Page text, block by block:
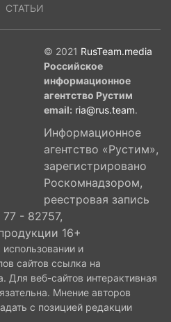
СТАТЬИ
© 2021 RusTeam.media
Российское
информационное
агентство Рустим
email: ria@rus.team.
Информационное
агентство «Рустим»,
зарегистрировано
Роскомнадзором,
реестровая запись
- 82757,
16+
и
сайтов ссылка на
Для веб-сайтов интерактивная
Мнение авторов
с позицией редакции